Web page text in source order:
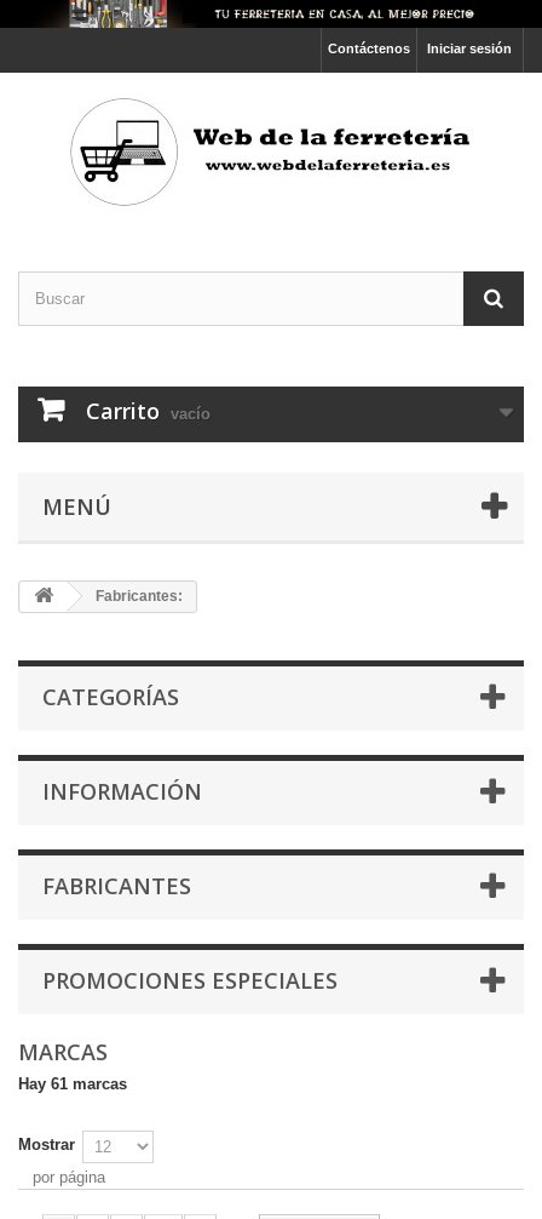
Iniciar sesión
Contáctenos
Carrito vacío
MENÚ
Fabricantes:
CATEGORÍAS
INFORMACIÓN
FABRICANTES
PROMOCIONES ESPECIALES
MARCAS
Hay 61 marcas
Mostrar
por página